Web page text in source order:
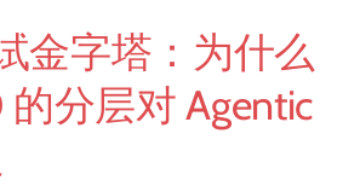
金字塔：为什么
分层对 Agentic